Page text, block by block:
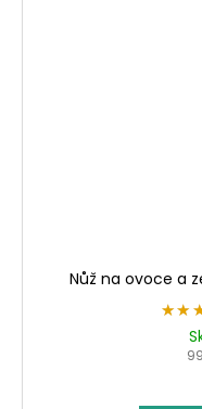
Nůž na ovoce a